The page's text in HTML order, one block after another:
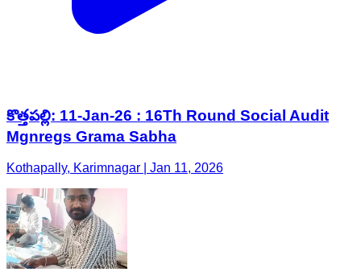
కొత్తపల్లి: 11-Jan-26 : 16Th Round Social Audit
Mgnregs Grama Sabha
Kothapally, Karimnagar | Jan 11, 2026